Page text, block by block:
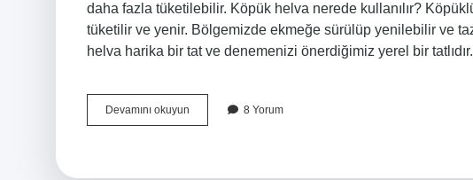
daha fazla tüketilebilir. Köpük helva nerede kullanılır?
tüketilir ve yenir. Bölgemizde ekmeğe sürülüp yenilebilir ve
helva harika bir tat ve denemenizi önerdiğimiz yerel bir
Devamını okuyun
Helva
8 Yorum